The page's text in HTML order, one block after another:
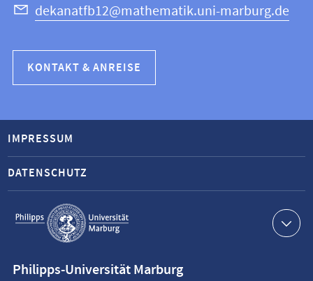
dekanatfb12@mathematik.uni-marburg.de
KONTAKT & ANREISE
Service-
Navigation
IMPRESSUM
DATENSCHUTZ
Philipps-Universität Marburg